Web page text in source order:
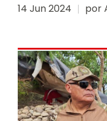
14 Jun 2024 por